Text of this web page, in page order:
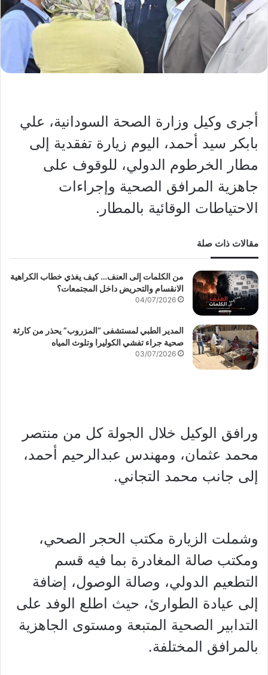
أجرى وكيل وزارة الصحة السودانية، علي
بابكر سيد أحمد، اليوم زيارة تفقدية إلى
مطار الخرطوم الدولي، للوقوف على
جاهزية المرافق الصحية وإجراءات
الاحتياطات الوقائية بالمطار.
مقالات ذات صلة
من الكلمات إلى العنف… كيف يغذي خطاب الكراهية
الانقسام والتحريض داخل المجتمعات؟
04/07/2026
المدير الطبي لمستشفى “المزروب” يحذر من كارثة
صحية جراء تفشي الكوليرا وتلوث المياه
03/07/2026
ورافق الوكيل خلال الجولة كل من منتصر
محمد عثمان، ومهندس عبدالرحيم أحمد،
إلى جانب محمد التجاني.
وشملت الزيارة مكتب الحجر الصحي،
ومكتب صالة المغادرة بما فيه قسم
التطعيم الدولي، وصالة الوصول، إضافة
إلى عيادة الطوارئ، حيث اطلع الوفد على
التدابير الصحية المتبعة ومستوى الجاهزية
بالمرافق المختلفة.